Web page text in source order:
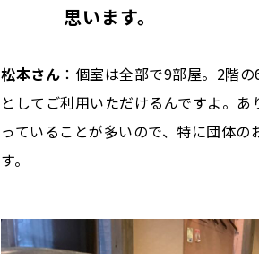
思います。
松本さん ：個室は全部で9部屋。2階
としてご利用いただけるんですよ。
っていることが多いので、特に団体
す。